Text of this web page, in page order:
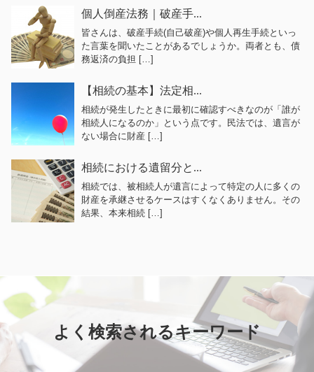
個人倒産法務｜破産手...
皆さんは、破産手続(自己破産)や個人再生手続といっ
た言葉を聞いたことがあるでしょうか。両者とも、債
務返済の負担 […]
【相続の基本】法定相...
相続が発生したときに最初に確認すべきなのが「誰が
相続人になるのか」という点です。民法では、遺言が
ない場合に財産 […]
相続における遺留分と...
相続では、被相続人が遺言によって特定の人に多くの
財産を承継させるケースはすくなくありません。その
結果、本来相続 […]
よく検索されるキーワード